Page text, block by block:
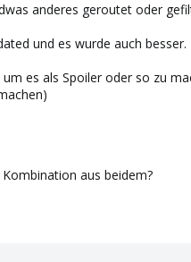
anderes geroutet oder
und es wurde auch
es als Spoiler oder so zu
aus beidem?